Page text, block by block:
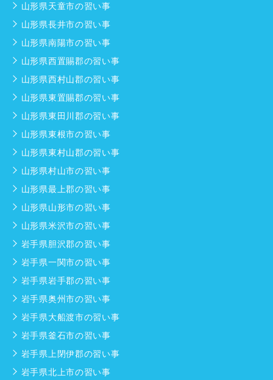
山形県天童市の習い事
山形県長井市の習い事
山形県南陽市の習い事
山形県西置賜郡の習い事
山形県西村山郡の習い事
山形県東置賜郡の習い事
山形県東田川郡の習い事
山形県東根市の習い事
山形県東村山郡の習い事
山形県村山市の習い事
山形県最上郡の習い事
山形県山形市の習い事
山形県米沢市の習い事
岩手県胆沢郡の習い事
岩手県一関市の習い事
岩手県岩手郡の習い事
岩手県奥州市の習い事
岩手県大船渡市の習い事
岩手県釜石市の習い事
岩手県上閉伊郡の習い事
岩手県北上市の習い事